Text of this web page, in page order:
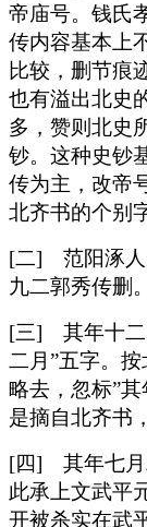
帝庙号。钱氏
传内容基本上
比较，删节痕
也有溢出北史
多，赞则北史
钞。这种史钞
传为主，改帝
北齐书的个别
[二] 范阳涿人
九二郭秀传删。
[三] 其年十二
二月”五字。
略去，忽标”
是摘自北齐书
[四] 其年七月
此承上文武平
开被杀实在武